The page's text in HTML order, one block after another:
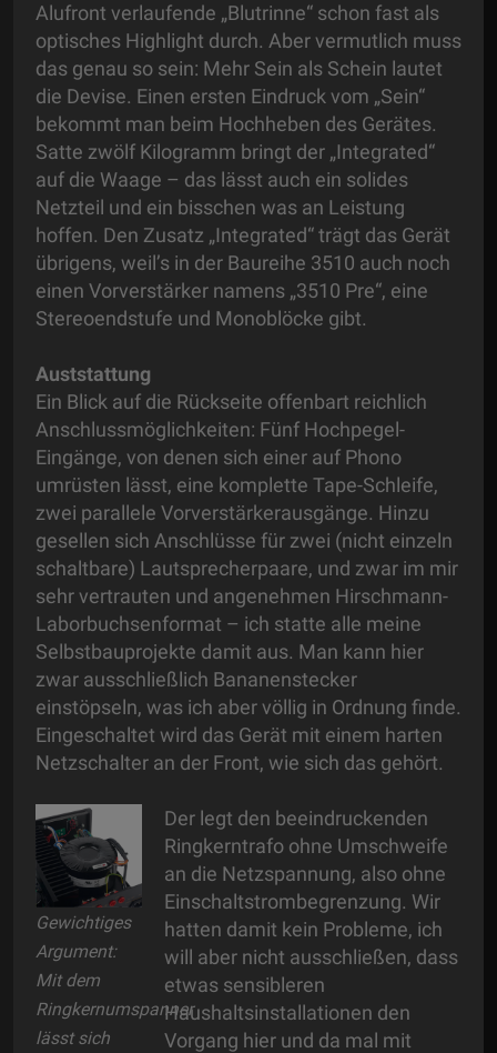
Alufront verlaufende „Blutrinne“ schon fast als
optisches Highlight durch. Aber vermutlich muss
das genau so sein: Mehr Sein als Schein lautet
die Devise. Einen ersten Eindruck vom „Sein“
bekommt man beim Hochheben des Gerätes.
Satte zwölf Kilogramm bringt der „Integrated“
auf die Waage – das lässt auch ein solides
Netzteil und ein bisschen was an Leistung
hoffen. Den Zusatz „Integrated“ trägt das Gerät
übrigens, weil’s in der Baureihe 3510 auch noch
einen Vorverstärker namens „3510 Pre“, eine
Stereoendstufe und Monoblöcke gibt.
Auststattung
Ein Blick auf die Rückseite offenbart reichlich
Anschlussmöglichkeiten: Fünf Hochpegel-
Eingänge, von denen sich einer auf Phono
umrüsten lässt, eine komplette Tape-Schleife,
zwei parallele Vorverstärkerausgänge. Hinzu
gesellen sich Anschlüsse für zwei (nicht einzeln
schaltbare) Lautsprecherpaare, und zwar im mir
sehr vertrauten und angenehmen Hirschmann-
Laborbuchsenformat – ich statte alle meine
Selbstbauprojekte damit aus. Man kann hier
zwar ausschließlich Bananenstecker
einstöpseln, was ich aber völlig in Ordnung finde.
Eingeschaltet wird das Gerät mit einem harten
Netzschalter an der Front, wie sich das gehört.
Gewichtiges
Argument:
Mit dem
Ringkernumspanner
lässt sich
Der legt den beeindruckenden
Ringkerntrafo ohne Umschweife
an die Netzspannung, also ohne
Einschaltstrombegrenzung. Wir
hatten damit kein Probleme, ich
will aber nicht ausschließen, dass
etwas sensibleren
Haushaltsinstallationen den
Vorgang hier und da mal mit